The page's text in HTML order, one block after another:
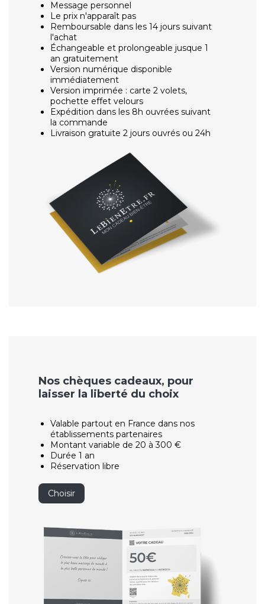
Message personnel
Le prix n'apparaît pas
Remboursable dans les 14 jours suivant
l'achat
Échangeable et prolongeable jusque 1
an gratuitement
Version numérique disponible
immédiatement
Version imprimée : carte 2 volets,
pochette effet velours
Expédition dans les 8h ouvrées suivant
la commande
Livraison gratuite 2 jours ouvrés ou 24h
Nos chèques cadeaux, pour
laisser la liberté du choix
Valable partout en France dans nos
établissements partenaires
Montant variable de 20 à 300 €
Durée 1 an
Réservation libre
Choisir